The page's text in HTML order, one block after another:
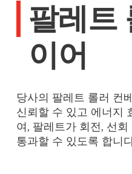
팔레트
이어
당사의 팔레트 롤러 컨
신뢰할 수 있고 에너지
여, 팔레트가 회전, 선
통과할 수 있도록 합니